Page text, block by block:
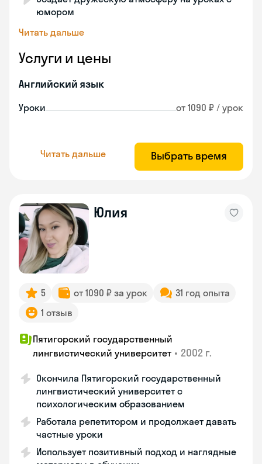
юмором
Читать дальше
Услуги и цены
Английский язык
Уроки от 1090 ₽ / урок
Читать дальше Выбрать время
Юлия
5 от 1090 ₽ за урок
31 год опыта
1 отзыв
Пятигорский государственный
лингвистический университет • 2002 г.
Окончила Пятигорский государственный
лингвистический университет с
психологическим образованием
Работала репетитором и продолжает давать
частные уроки
Использует позитивный подход и наглядные